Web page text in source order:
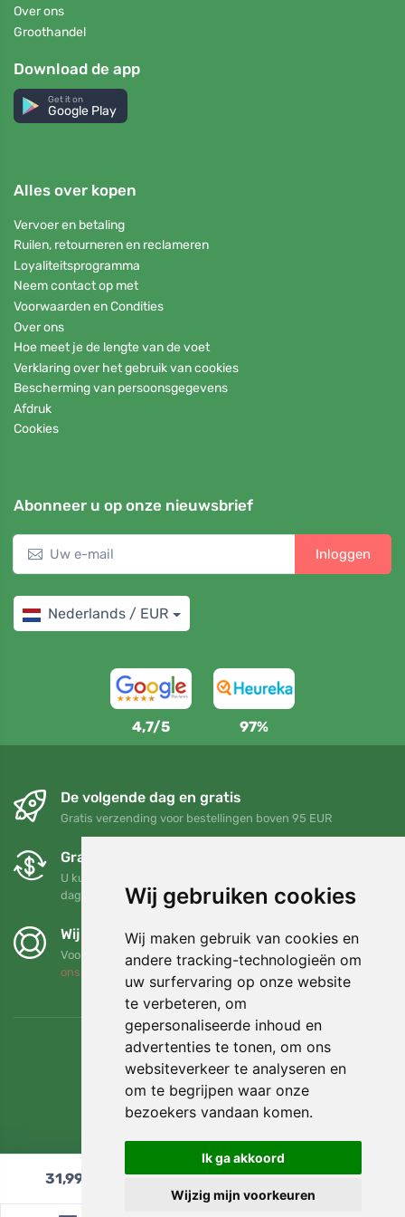
Wij gebruiken cookies
Wij maken gebruik van cookies en
andere tracking-technologieën om
uw surfervaring op onze website
te verbeteren, om
gepersonaliseerde inhoud en
advertenties te tonen, om ons
websiteverkeer te analyseren en
om te begrijpen waar onze
bezoekers vandaan komen.
Ik ga akkoord
Wijzig mijn voorkeuren
Over ons
Groothandel
Download de app
Get it on
Google Play
Alles over kopen
Vervoer en betaling
Ruilen, retourneren en reclameren
Loyaliteitsprogramma
Neem contact op met
Voorwaarden en Condities
Over ons
Hoe meet je de lengte van de voet
Verklaring over het gebruik van cookies
Bescherming van persoonsgegevens
Afdruk
Cookies
Abonneer u op onze nieuwsbrief
Inloggen
Nederlands / EUR
4,7/5 97%
De volgende dag en gratis
Gratis verzending voor bestellingen boven 95 EUR
Gratis ruilen en retourneren
U kunt uw bestelling op elk gewenst moment binnen 90
dagen retourneren of ruilen
Wij steunen Trees.org
Voor elke bestelling planten we een boom! Lees meer Over
ons
31,99 In winkelwagen